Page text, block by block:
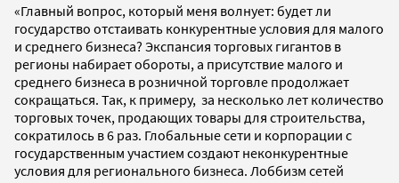
«Главный вопрос, который меня волнует: будет ли
государство отстаивать конкурентные условия для малого
и среднего бизнеса? Экспансия торговых гигантов в
регионы набирает обороты, а присутствие малого и
среднего бизнеса в розничной торговле продолжает
сокращаться. Так, к примеру, за несколько лет количество
торговых точек, продающих товары для строительства,
сократилось в 6 раз. Глобальные сети и корпорации с
государственным участием создают неконкурентные
условия для регионального бизнеса. Лоббизм сетей